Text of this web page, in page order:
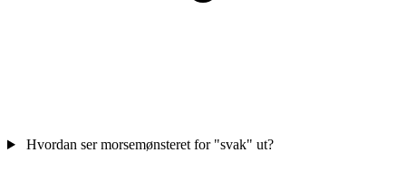
Hvordan ser morsemønsteret for "svak" ut?